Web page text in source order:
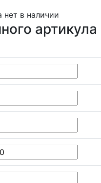
нет в наличии
артикула